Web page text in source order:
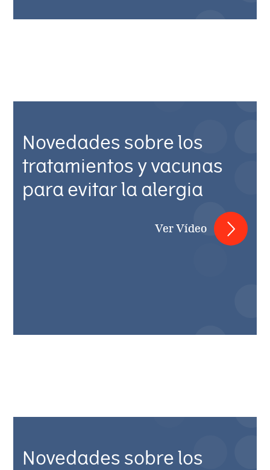
Novedades sobre los
tratamientos y vacunas
para evitar la alergia
Ver Vídeo
Novedades sobre los